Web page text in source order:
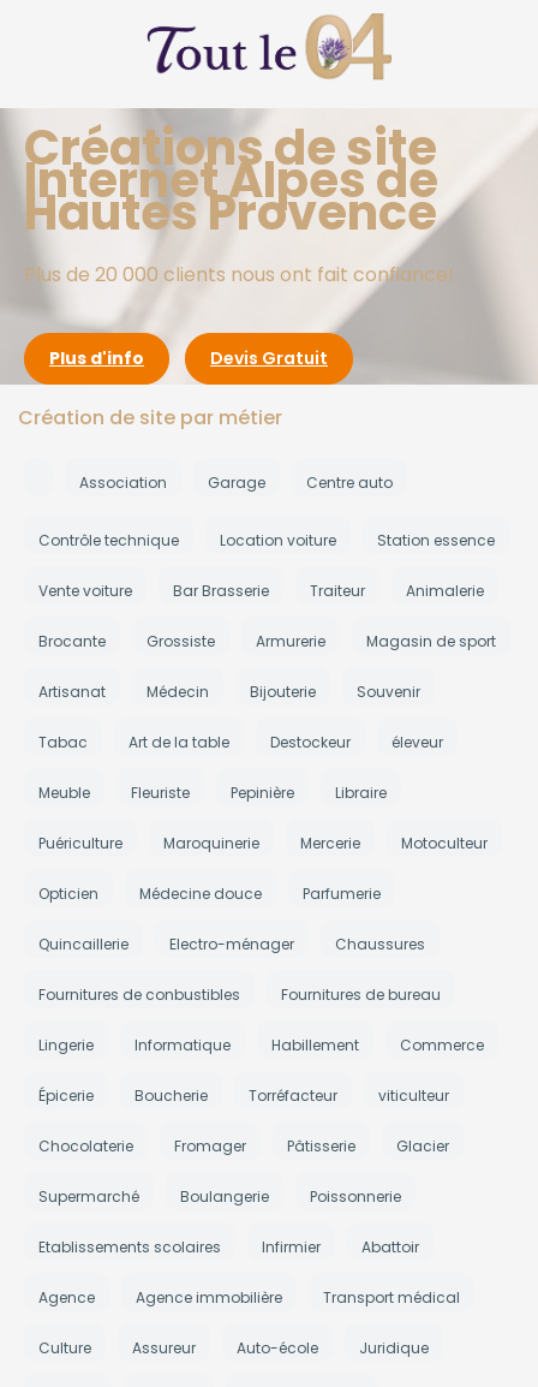
Créations de site
Internet Alpes de
Hautes Provence
Plus de 20 000 clients nous ont fait confiance!
Plus d'info Devis Gratuit
Création de site par métier
Association Garage Centre auto
Contrôle technique Location voiture Station essence
Vente voiture Bar Brasserie Traiteur Animalerie
Brocante Grossiste Armurerie Magasin de sport
Artisanat Médecin Bijouterie Souvenir
Tabac Art de la table Destockeur éleveur
Meuble Fleuriste Pepinière Libraire
Puériculture Maroquinerie Mercerie Motoculteur
Opticien Médecine douce Parfumerie
Quincaillerie Electro-ménager Chaussures
Fournitures de conbustibles Fournitures de bureau
Lingerie Informatique Habillement Commerce
Épicerie Boucherie Torréfacteur viticulteur
Chocolaterie Fromager Pâtisserie Glacier
Supermarché Boulangerie Poissonnerie
Etablissements scolaires Infirmier Abattoir
Agence Agence immobilière Transport médical
Culture Assureur Auto-école Juridique